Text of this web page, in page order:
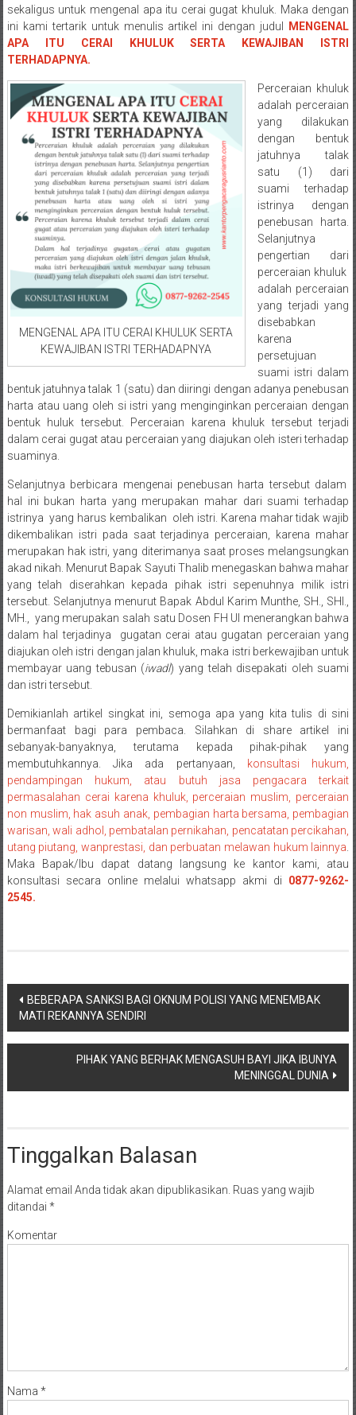
Batang/Brebes/
Purworejo,
Kebumen/Magelang/Temanggung/Mungkid/Demak/
Batu/
Blitar/Surabaya/Palembang/
Bekasi/Jakarta
selatan/
Jakarta
Utara/
Jakarta
Pusat/
Karawang/
Lampung
Barat/
Lampung
Timur/Lampung/
Jambi/
Bengkulu/
Medan/
Damasyaraya/
Solok/
Padang
Selatan/Padang
Padang
Utara/
Kota
Padang/
Sumatera
Barat/
Pariaman/
Bukittinggi/
Padang
panjang/
Kayutanam/
Payakumbung/
Tanjung
pati/
Sarilamak/
Hulu
air/
Pasaman/
Kapur
IX/
Pangkalan/
Dumai
Pangkal
Pinang/
Sulawesi,
Kalimantan
Kalimantan
Selatan/
Samarinda/Jawa
sekaligus untuk mengenal apa itu cerai gugat khuluk. Maka dengan
ini kami tertarik untuk menulis artikel ini dengan judul
MENGENAL
APA ITU CERAI KHULUK SERTA KEWAJIBAN ISTRI
TERHADAPNYA.
MENGENAL APA ITU CERAI KHULUK SERTA
KEWAJIBAN ISTRI TERHADAPNYA
Perceraian khuluk
adalah perceraian
yang dilakukan
dengan bentuk
jatuhnya talak
satu (1) dari
suami terhadap
istrinya dengan
penebusan harta.
Selanjutnya
pengertian dari
perceraian khuluk
adalah perceraian
yang terjadi yang
disebabkan
karena
persetujuan
suami istri dalam
bentuk jatuhnya talak 1 (satu) dan diiringi dengan adanya penebusan
harta atau uang oleh si istri yang menginginkan perceraian dengan
bentuk huluk tersebut. Perceraian karena khuluk tersebut terjadi
dalam cerai gugat atau perceraian yang diajukan oleh isteri terhadap
suaminya.
Selanjutnya berbicara mengenai penebusan harta tersebut dalam
hal ini bukan harta yang merupakan mahar dari suami terhadap
istrinya yang harus kembalikan oleh istri. Karena mahar tidak wajib
dikembalikan istri pada saat terjadinya perceraian, karena mahar
merupakan hak istri, yang diterimanya saat proses melangsungkan
akad nikah. Menurut Bapak Sayuti Thalib menegaskan bahwa mahar
yang telah diserahkan kepada pihak istri sepenuhnya milik istri
tersebut. Selanjutnya menurut Bapak Abdul Karim Munthe, SH., SHI.,
MH., yang merupakan salah satu Dosen FH UI menerangkan bahwa
dalam hal terjadinya gugatan cerai atau gugatan perceraian yang
diajukan oleh istri dengan jalan khuluk, maka istri berkewajiban untuk
membayar uang tebusan (iwadl) yang telah disepakati oleh suami
dan istri tersebut.
Demikianlah artikel singkat ini, semoga apa yang kita tulis di sini
bermanfaat bagi para pembaca. Silahkan di share artikel ini
sebanyak-banyaknya, terutama kepada pihak-pihak yang
membutuhkannya. Jika ada pertanyaan, konsultasi hukum,
pendampingan hukum, atau butuh jasa pengacara terkait
permasalahan cerai karena khuluk, perceraian muslim, perceraian
non muslim, hak asuh anak, pembagian harta bersama, pembagian
warisan, wali adhol, pembatalan pernikahan, pencatatan percikahan,
utang piutang, wanprestasi, dan perbuatan melawan hukum lainnya
Maka Bapak/Ibu dapat datang langsung ke kantor kami, atau
konsultasi secara online melalui whatsapp akmi di 0877-9262-
2545.
Navigasi
pos
BEBERAPA SANKSI BAGI OKNUM POLISI YANG MENEMBAK
MATI REKANNYA SENDIRI
PIHAK YANG BERHAK MENGASUH BAYI JIKA IBUNYA
MENINGGAL DUNIA
Tinggalkan Balasan
Alamat email Anda tidak akan dipublikasikan. Ruas yang wajib
ditandai *
Komentar
Nama *